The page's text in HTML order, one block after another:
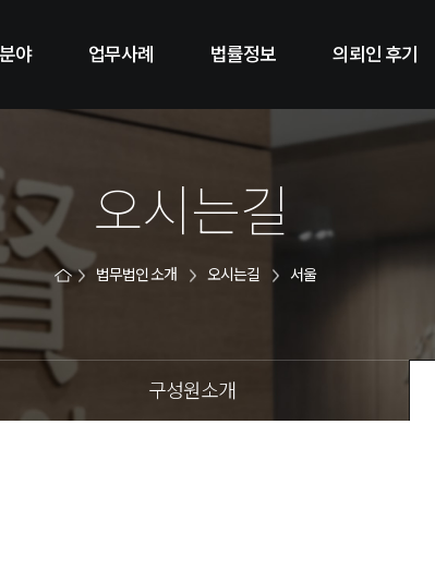
야 업무사례 법률정보 의뢰인 후기
오시는길
법무법인 소개 오시는길 서울
구성원소개